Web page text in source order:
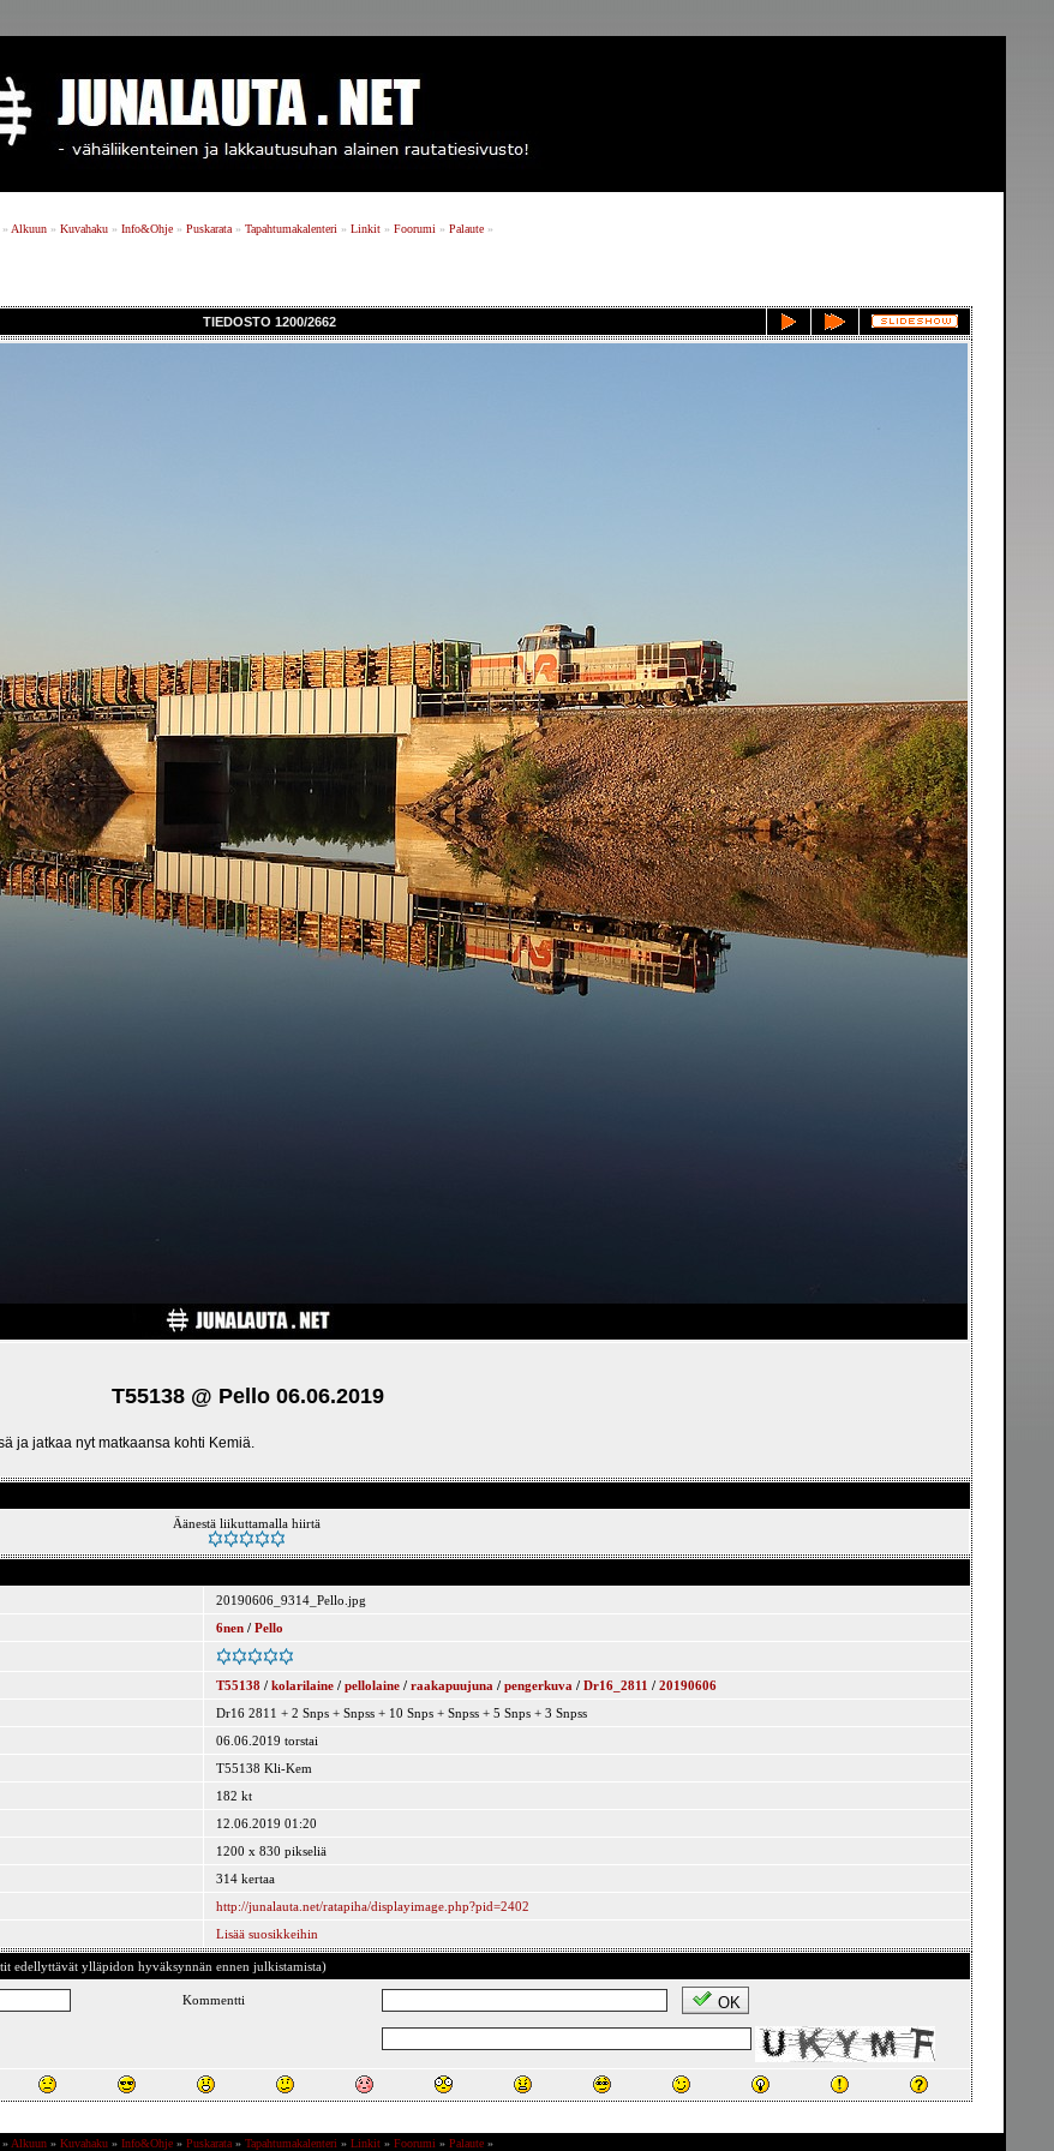
» Alkuun» Kuvahaku» Info&Ohje» Puskarata» Tapahtumakalenteri » Linkit» Foorumi » Palaute»
TIEDOSTO 1200/2662
T55138 @ Pello 06.06.2019
ja jatkaa nyt matkaansa kohti Kemiä.
Äänestä liikuttamalla hiirtä
20190606_9314_Pello.jpg
6nen / Pello
T55138 / kolarilaine / pellolaine / raakapuujuna / pengerkuva / Dr16_2811 / 20190606
Dr16 2811 + 2 Snps + Snpss + 10 Snps + Snpss + 5 Snps + 3 Snpss
06.06.2019 torstai
T55138 Kli-Kem
182 kt
12.06.2019 01:20
1200 x 830 pikseliä
314 kertaa
http://junalauta.net/ratapiha/displayimage.php?pid=2402
Lisää suosikkeihin
edellyttävät ylläpidon hyväksynnän ennen julkistamista)
Kommentti OK
» Alkuun» Kuvahaku» Info&Ohje» Puskarata» Tapahtumakalenteri » Linkit» Foorumi » Palaute»